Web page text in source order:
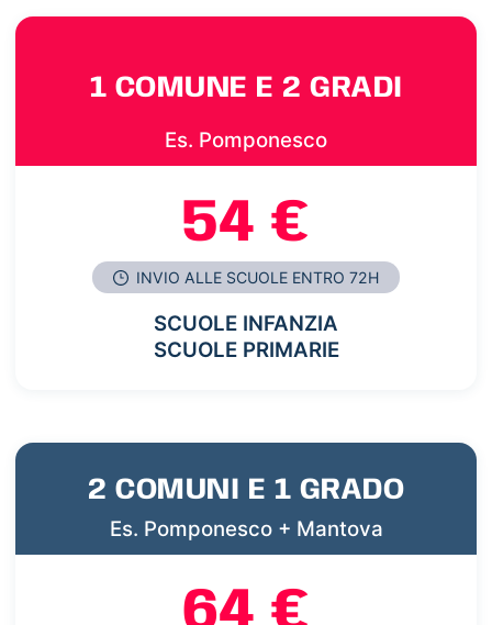
1 COMUNE E 2 GRADI
Es. Pomponesco
54 €
INVIO ALLE SCUOLE ENTRO 72H
SCUOLE INFANZIA
SCUOLE PRIMARIE
2 COMUNI E 1 GRADO
Es. Pomponesco + Mantova